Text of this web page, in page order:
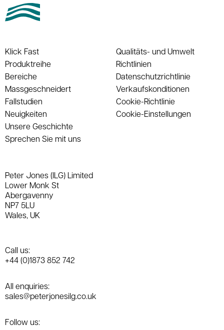
Klick Fast
Produktreihe
Bereiche
Massgeschneidert
Fallstudien
Neuigkeiten
Unsere Geschichte
Sprechen Sie mit uns
Qualitäts- und Umwelt
Richtlinien
Datenschutzrichtlinie
Verkaufskonditionen
Cookie-Richtlinie
Cookie-Einstellungen
Peter Jones (ILG) Limited
Lower Monk St
Abergavenny
NP7 5LU
Wales, UK
Call us:
+44 (0)1873 852 742
All enquiries:
sales@peterjonesilg.co.uk
Follow us: